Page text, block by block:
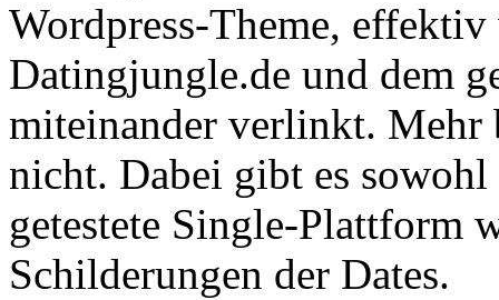
Wordpress-Theme,
Datingjungle.de und dem
miteinander verlinkt. Mehr
nicht. Dabei gibt es
getestete Single-Plattform
Schilderungen der Dates.